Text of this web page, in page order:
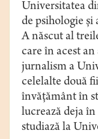
Universitatea
de psihologie
A născut al
care în acest
jurnalism a
celelalte două
învăţământ în
lucrează deja
studiază la